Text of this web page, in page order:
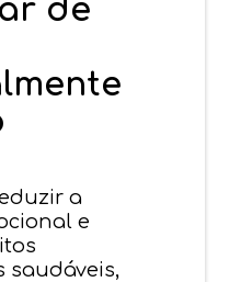
de
a
e
saudáveis,